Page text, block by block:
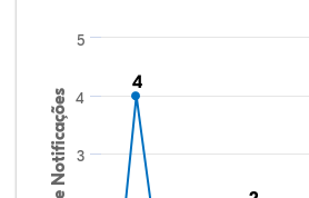
4
4
3
4
5